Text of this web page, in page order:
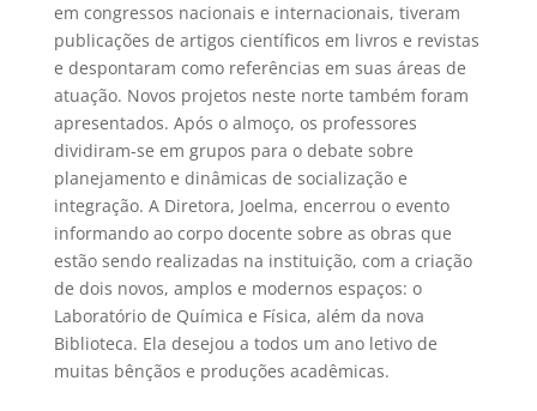
em congressos nacionais e internacionais, tiveram
publicações de artigos científicos em livros e revistas
e despontaram como referências em suas áreas de
atuação. Novos projetos neste norte também foram
apresentados. Após o almoço, os professores
dividiram-se em grupos para o debate sobre
planejamento e dinâmicas de socialização e
integração. A Diretora, Joelma, encerrou o evento
informando ao corpo docente sobre as obras que
estão sendo realizadas na instituição, com a criação
de dois novos, amplos e modernos espaços: o
Laboratório de Química e Física, além da nova
Biblioteca. Ela desejou a todos um ano letivo de
muitas bênçãos e produções acadêmicas.